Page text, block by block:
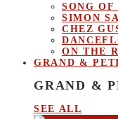
SONG
SIMON
CHEZ
ON THE
GRAND &
GRAND &
SEE ALL